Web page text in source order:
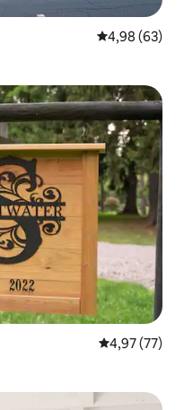
Prosječna
4,98 (63)
„Odabrali gosti”
Prosječna
4,97 (77)